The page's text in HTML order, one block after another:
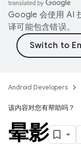
Google 会使用 AI
译可能包含错误。
Android Developers
该内容对您有帮助吗？
晕影